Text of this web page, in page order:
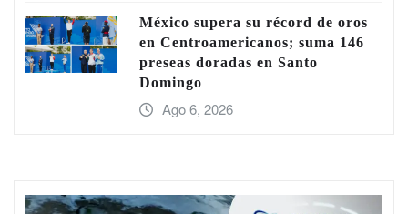
México supera su récord de oros
en Centroamericanos; suma 146
preseas doradas en Santo
Domingo
Ago 6, 2026